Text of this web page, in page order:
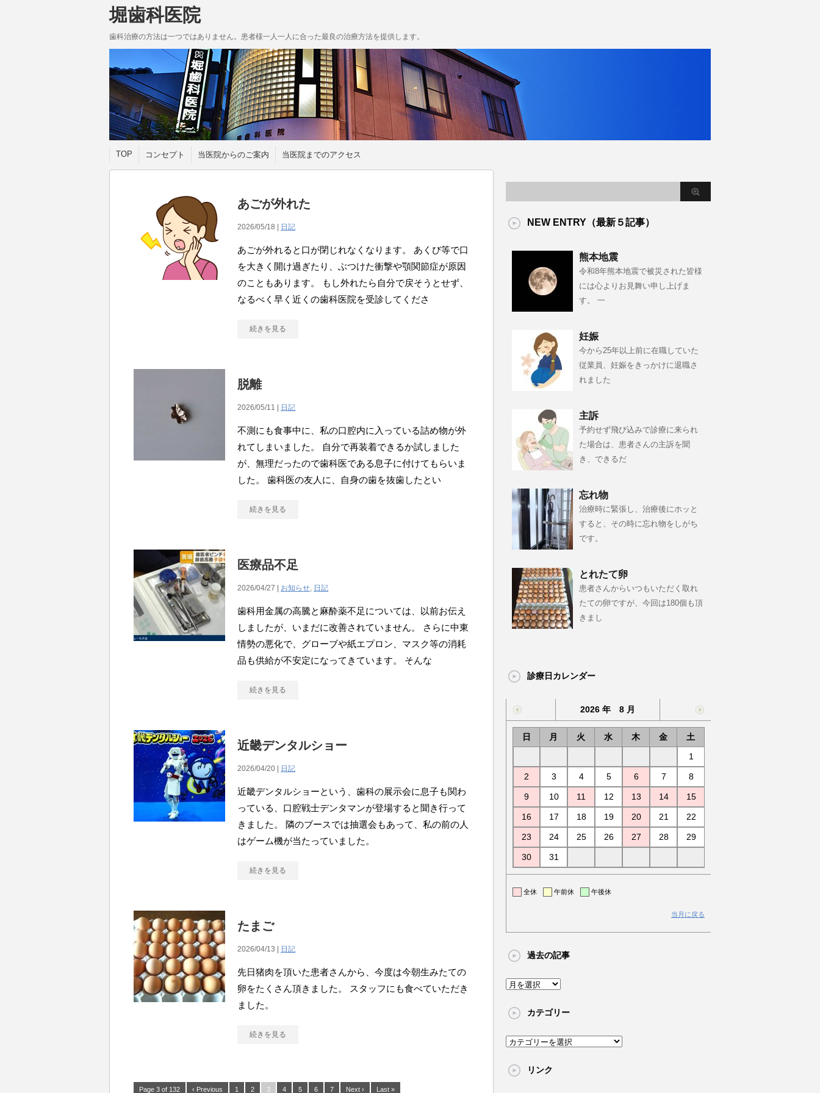
堀歯科医院
歯科治療の方法は一つではありません。患者様一人一人に合った最良の治療方法を提供します。
TOP コンセプト 当医院からのご案内 当医院までのアクセス
あごが外れた
2026/05/18 | 日記
あごが外れると口が閉じれなくなります。 あくび等で口
を大きく開け過ぎたり、ぶつけた衝撃や顎関節症が原因
のこともあります。 もし外れたら自分で戻そうとせず、
なるべく早く近くの歯科医院を受診してくださ
続きを見る
脱離
2026/05/11 | 日記
不測にも食事中に、私の口腔内に入っている詰め物が外
れてしまいました。 自分で再装着できるか試しました
が、無理だったので歯科医である息子に付けてもらいま
した。 歯科医の友人に、自身の歯を抜歯したとい
続きを見る
医療品不足
2026/04/27 | お知らせ, 日記
歯科用金属の高騰と麻酔薬不足については、以前お伝え
しましたが、いまだに改善されていません。 さらに中東
情勢の悪化で、グローブや紙エプロン、マスク等の消耗
品も供給が不安定になってきています。 そんな
続きを見る
近畿デンタルショー
2026/04/20 | 日記
近畿デンタルショーという、歯科の展示会に息子も関わ
っている、口腔戦士デンタマンが登場すると聞き行って
きました。 隣のブースでは抽選会もあって、私の前の人
はゲーム機が当たっていました。
続きを見る
たまご
2026/04/13 | 日記
先日猪肉を頂いた患者さんから、今度は今朝生みたての
卵をたくさん頂きました。 スタッフにも食べていただき
ました。
続きを見る
Page 3 of 132 ‹ Previous 1 2 3 4 5 6 7 Next › Last »
NEW ENTRY（最新５記事）
熊本地震
令和8年熊本地震で被災された皆様
には心よりお見舞い申し上げま
す。 一
妊娠
今から25年以上前に在職していた
従業員、妊娠をきっかけに退職さ
れました
主訴
予約せず飛び込みで診療に来られ
た場合は、患者さんの主訴を聞
き、できるだ
忘れ物
治療時に緊張し、治療後にホッと
すると、その時に忘れ物をしがち
です。
とれたて卵
患者さんからいつもいただく取れ
たての卵ですが、今回は180個も頂
きまし
診療日カレンダー
2026 年 8 月
日 月 火 水 木 金
土
1
2 3 4 5 6 7 8
9 10 11 12 13 14 15
16 17 18 19 20 21 22
23 24 25 26 27 28 29
30 31
全休 午前休 午後休
当月に戻る
過去の記事
過
の
事
カテゴリー
カ
ゴ
リンク